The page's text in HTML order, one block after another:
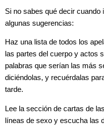
Si no sabes qué decir cuando
algunas sugerencias:
Haz una lista de todos los
las partes del cuerpo y actos
palabras que serían las más
diciéndolas, y recuérdalas
tarde.
Lee la sección de cartas de
líneas de sexo y escucha las